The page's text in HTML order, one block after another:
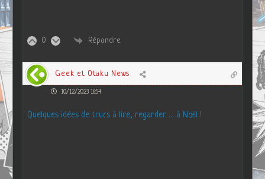
0 Répondre
Geek et Otaku News
10/12/2023 16:54
Quelques idées de trucs à lire, regarder … à Noël !